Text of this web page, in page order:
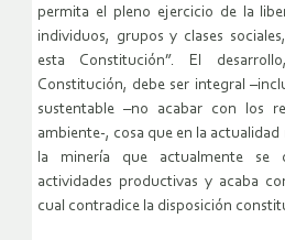
permita el pleno ejercicio de la
individuos, grupos y clases
esta Constitución”. El
Constitución, debe ser integral
sustentable –no acabar con los
ambiente-, cosa que en la
la minería que actualmente se
actividades productivas y acaba
cual contradice la disposición